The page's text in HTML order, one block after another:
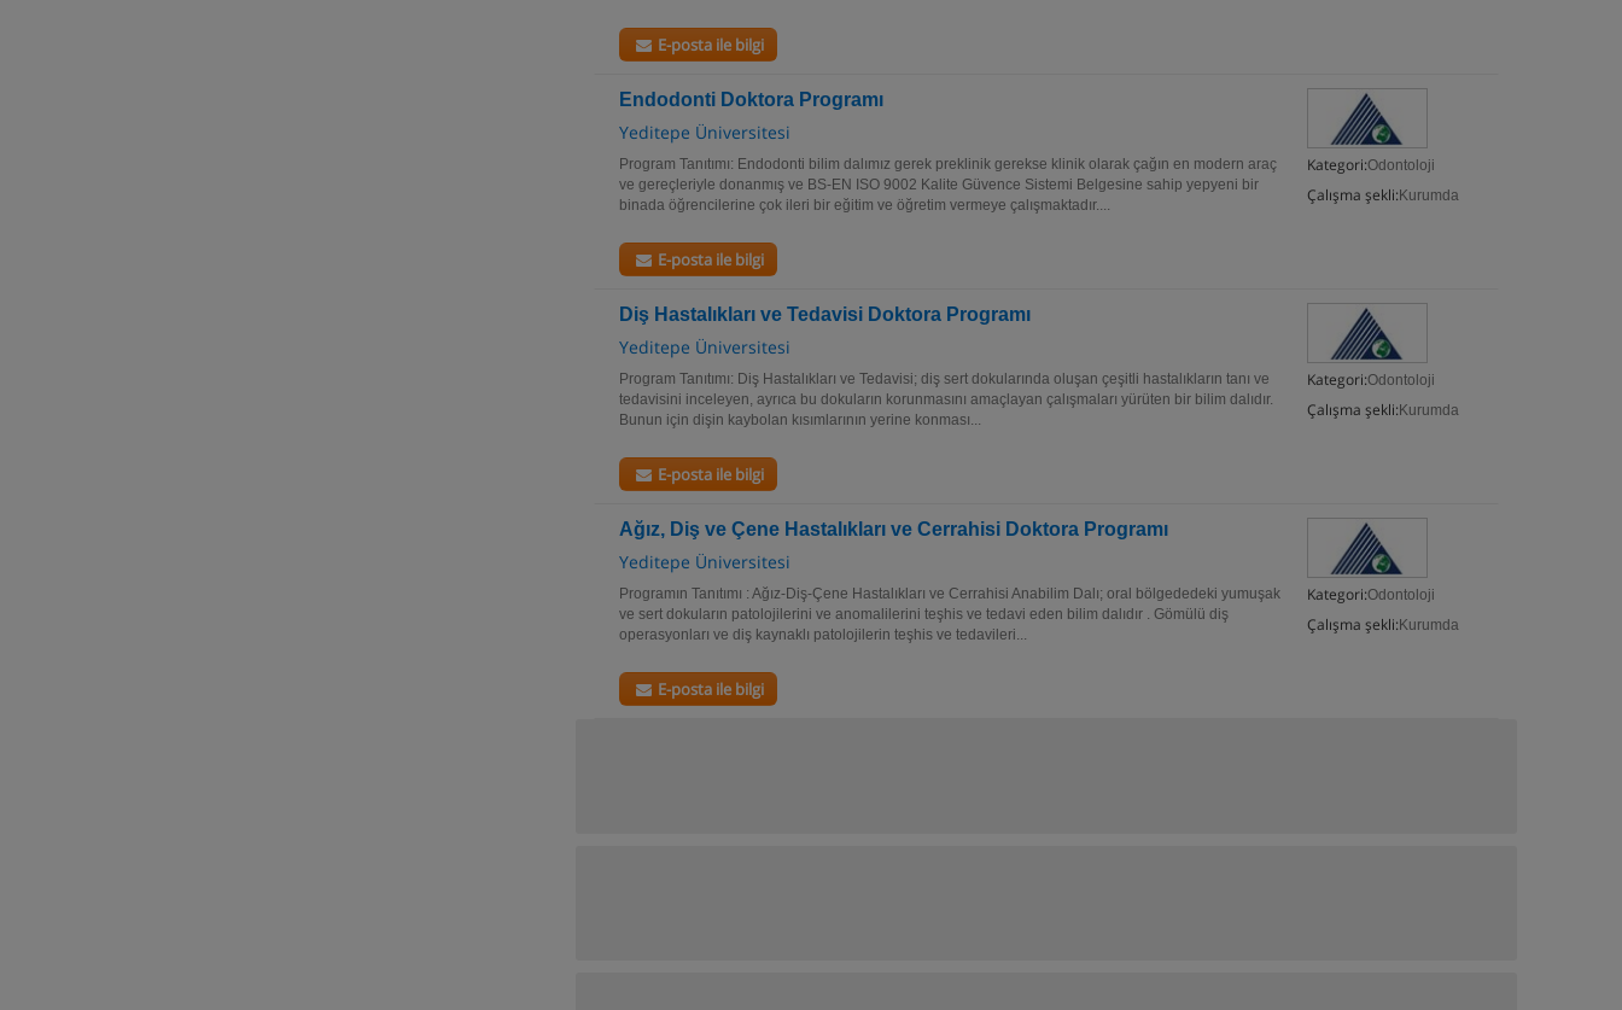
E-posta ile bilgi
Endodonti Doktora Programı
Yeditepe Üniversitesi
Kategori:Odontoloji
Çalışma şekli: Kurumda
Program Tanıtımı: Endodonti bilim dalımız gerek preklinik gerekse klinik olarak çağın en modern araç
ve gereçleriyle donanmış ve BS-EN ISO 9002 Kalite Güvence Sistemi Belgesine sahip yepyeni bir
binada öğrencilerine çok ileri bir eğitim ve öğretim vermeye çalışmaktadır....
E-posta ile bilgi
Diş Hastalıkları ve Tedavisi Doktora Programı
Yeditepe Üniversitesi
Kategori:Odontoloji
Çalışma şekli: Kurumda
Program Tanıtımı: Diş Hastalıkları ve Tedavisi; diş sert dokularında oluşan çeşitli hastalıkların tanı ve
tedavisini inceleyen, ayrıca bu dokuların korunmasını amaçlayan çalışmaları yürüten bir bilim dalıdır.
Bunun için dişin kaybolan kısımlarının yerine konması...
E-posta ile bilgi
Ağız, Diş ve Çene Hastalıkları ve Cerrahisi Doktora Programı
Yeditepe Üniversitesi
Kategori:Odontoloji
Çalışma şekli: Kurumda
Programın Tanıtımı : Ağız-Diş-Çene Hastalıkları ve Cerrahisi Anabilim Dalı; oral bölgededeki yumuşak
ve sert dokuların patolojilerini ve anomalilerini teşhis ve tedavi eden bilim dalıdır . Gömülü diş
operasyonları ve diş kaynaklı patolojilerin teşhis ve tedavileri...
E-posta ile bilgi